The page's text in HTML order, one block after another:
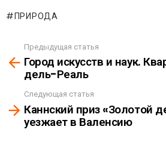
ПРИРОДА
See
more
Предыдущая статья
Город искусств и наук.
дель-Реаль
Следующая статья
Каннский приз «Золотой
уезжает в Валенсию